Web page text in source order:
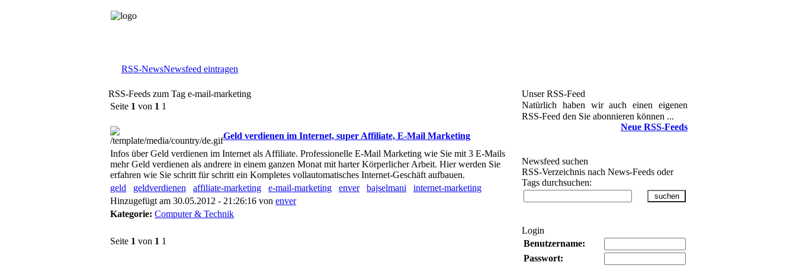
RSS-NewsNewsfeed eintragen
RSS-Feeds zum Tag e-mail-marketing
Seite 1 von 1 1
Geld verdienen im Internet, super Affiliate, E-Mail Marketing
Infos über Geld verdienen im Internet als Affiliate. Professionelle E-Mail Marketing wie Sie mit 3 E-Mails
mehr Geld verdienen als andrere in einem ganzen Monat mit harter Körperlicher Arbeit. Hier werden Sie
erfahren wie Sie schritt für schritt ein Kompletes vollautomatisches Internet-Geschäft aufbauen.
geld
geldverdienen affiliate-marketing e-mail-marketing enver bajselmani
internet-marketing
Hinzugefügt am 30.05.2012 - 21:26:16 von enver
Kategorie: Computer & Technik
Seite 1 von 1 1
Unser RSS-Feed
Natürlich haben wir auch einen eigenen
RSS-Feed den Sie abonnieren können ...
Neue RSS-Feeds
Newsfeed suchen
RSS-Verzeichnis nach News-Feeds oder
Tags durchsuchen:
Login
Benutzername:
Passwort: